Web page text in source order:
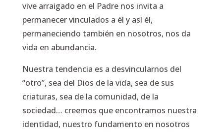
vive arraigado en el Padre nos invita a
permanecer vinculados a él y así él,
permaneciendo también en nosotros, nos da
vida en abundancia.
Nuestra tendencia es a desvincularnos del
“otro”, sea del Dios de la vida, sea de sus
criaturas, sea de la comunidad, de la
sociedad… creemos que encontramos nuestra
identidad, nuestro fundamento en nosotros